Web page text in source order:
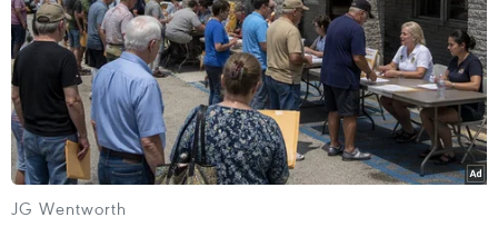
Theo dõi VietnamPlus
JG Wentworth